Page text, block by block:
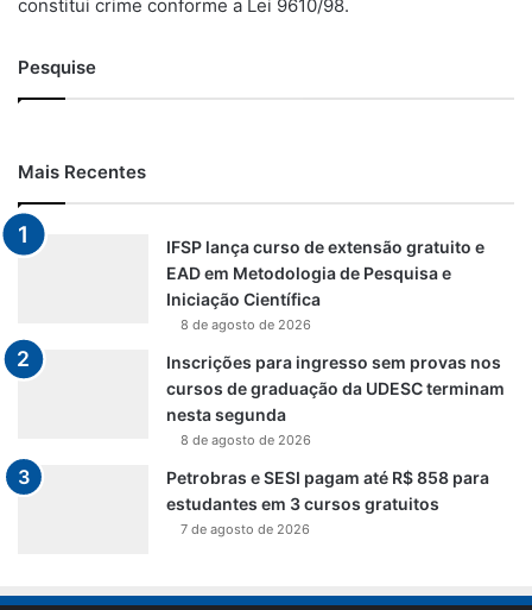
constitui crime conforme a Lei 9610/98.
Pesquise
Mais Recentes
IFSP lança curso de extensão gratuito e
EAD em Metodologia de Pesquisa e
Iniciação Científica
8 de agosto de 2026
Inscrições para ingresso sem provas nos
cursos de graduação da UDESC terminam
nesta segunda
8 de agosto de 2026
Petrobras e SESI pagam até R$ 858 para
estudantes em 3 cursos gratuitos
7 de agosto de 2026